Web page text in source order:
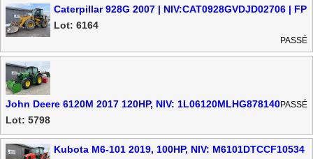
Caterpillar 928G 2007 | NIV:CAT0928GVDJD02706 | FP
Lot: 6164
PASSÉ
John Deere 6120M 2017 120HP, NIV: 1L06120MLHG878140
Lot: 5798
PASSÉ
Kubota M6-101 2019, 100HP, NIV: M6101DTCCF10534